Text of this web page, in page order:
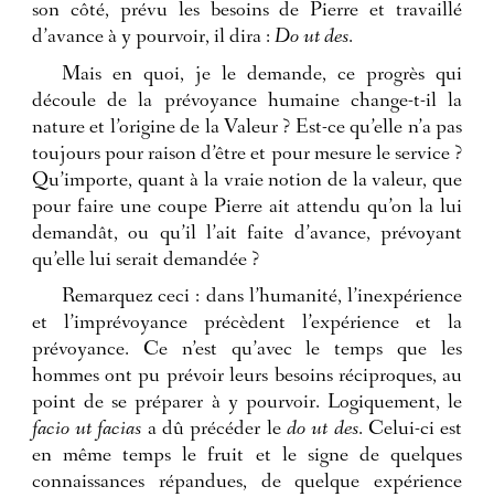
son côté, prévu les besoins de Pierre et travaillé
d’avance à y pourvoir, il dira : Do ut des.
Mais en quoi, je le demande, ce progrès qui
découle de la prévoyance humaine change-t-il la
nature et l’origine de la Valeur ? Est-ce qu’elle n’a pas
toujours pour raison d’être et pour mesure le service ?
Qu’importe, quant à la vraie notion de la valeur, que
pour faire une coupe Pierre ait attendu qu’on la lui
demandât, ou qu’il l’ait faite d’avance, prévoyant
qu’elle lui serait demandée ?
Remarquez ceci : dans l’humanité, l’inexpérience
et l’imprévoyance précèdent l’expérience et la
prévoyance. Ce n’est qu’avec le temps que les
hommes ont pu prévoir leurs besoins réciproques, au
point de se préparer à y pourvoir. Logiquement, le
facio ut facias a dû précéder le do ut des. Celui-ci est
en même temps le fruit et le signe de quelques
connaissances répandues, de quelque expérience